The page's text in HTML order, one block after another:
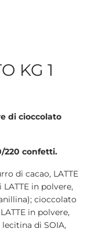
KG 1
di cioccolato
220 confetti.
di cacao, LATTE
in polvere,
cioccolato
in polvere,
di SOIA,